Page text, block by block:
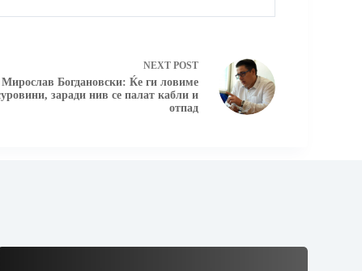
NEXT POST
Богдановски: Ќе ги ловиме
заради нив се палат кабли и
отпад